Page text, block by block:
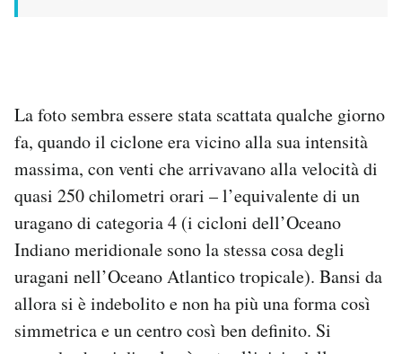
La foto sembra essere stata scattata qualche giorno
fa, quando il ciclone era vicino alla sua intensità
massima, con venti che arrivavano alla velocità di
quasi 250 chilometri orari – l’equivalente di un
uragano di categoria 4 (i cicloni dell’Oceano
Indiano meridionale sono la stessa cosa degli
uragani nell’Oceano Atlantico tropicale). Bansi da
allora si è indebolito e non ha più una forma così
simmetrica e un centro così ben definito. Si